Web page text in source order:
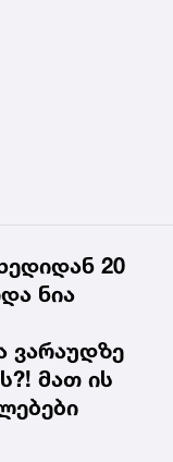
20
ნია
ვარაუდზე
მათ ის